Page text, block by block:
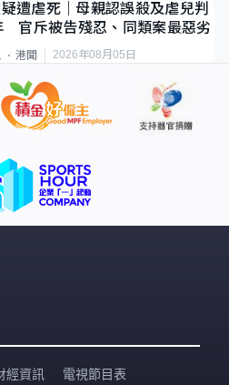
遭虐死｜母親認誤殺及虐兒判
官斥被告殘忍、同類案最惡劣
港聞 2026年08月05日
經資訊 電視節目表